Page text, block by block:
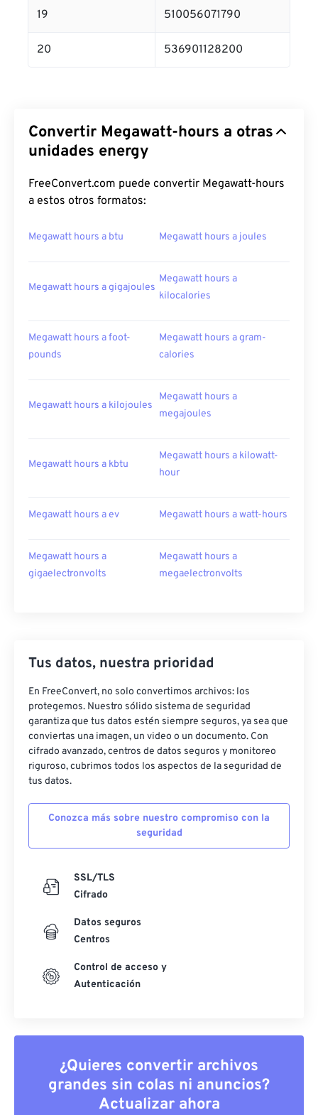
19 510056071790
20 536901128200
Convertir Megawatt-hours a otras
unidades energy
FreeConvert.com puede convertir Megawatt-hours
a estos otros formatos:
Megawatt hours a btu Megawatt hours a joules
Megawatt hours a gigajoules
Megawatt hours a
kilocalories
Megawatt hours a foot-
pounds
Megawatt hours a gram-
calories
Megawatt hours a kilojoules
Megawatt hours a
megajoules
Megawatt hours a kbtu
Megawatt hours a kilowatt-
hour
Megawatt hours a ev Megawatt hours a watt-hours
Megawatt hours a
gigaelectronvolts
Megawatt hours a
megaelectronvolts
Tus datos, nuestra prioridad
En FreeConvert, no solo convertimos archivos: los
protegemos. Nuestro sólido sistema de seguridad
garantiza que tus datos estén siempre seguros, ya sea que
conviertas una imagen, un video o un documento. Con
cifrado avanzado, centros de datos seguros y monitoreo
riguroso, cubrimos todos los aspectos de la seguridad de
tus datos.
Conozca más sobre nuestro compromiso con la
seguridad
SSL/TLS
Cifrado
Datos seguros
Centros
Control de acceso y
Autenticación
¿Quieres convertir archivos
grandes sin colas ni anuncios?
Actualizar ahora